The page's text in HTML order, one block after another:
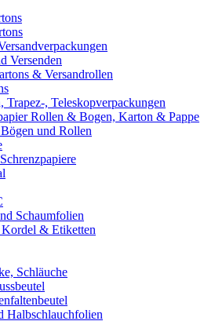
Versenden
& Versandrollen
Trapez-, Teleskopverpackungen
Rollen & Bogen, Karton & Pappe
und Rollen
Schaumfolien
& Etiketten
Schläuche
Halbschlauchfolien